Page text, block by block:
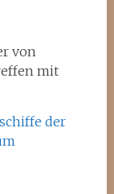
von
mit
der